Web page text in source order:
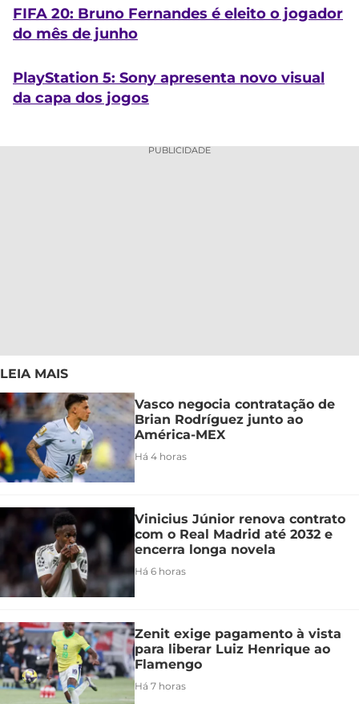
FIFA 20: Bruno Fernandes é eleito o jogador
do mês de junho
PlayStation 5: Sony apresenta novo visual
da capa dos jogos
PUBLICIDADE
LEIA MAIS
Vasco negocia contratação de
Brian Rodríguez junto ao
América-MEX
Há 4 horas
Vinicius Júnior renova contrato
com o Real Madrid até 2032 e
encerra longa novela
Há 6 horas
Zenit exige pagamento à vista
para liberar Luiz Henrique ao
Flamengo
Há 7 horas